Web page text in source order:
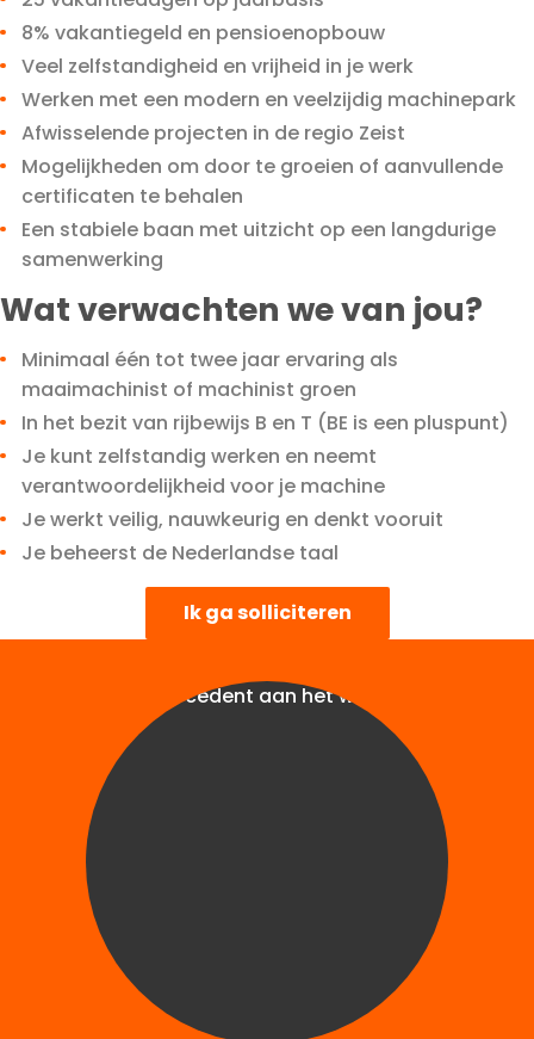
8% vakantiegeld en pensioenopbouw
Veel zelfstandigheid en vrijheid in je werk
Werken met een modern en veelzijdig machinepark
Afwisselende projecten in de regio Zeist
Mogelijkheden om door te groeien of aanvullende
certificaten te behalen
Een stabiele baan met uitzicht op een langdurige
samenwerking
Wat verwachten we van jou?
Minimaal één tot twee jaar ervaring als
maaimachinist of machinist groen
In het bezit van rijbewijs B en T (BE is een pluspunt)
Je kunt zelfstandig werken en neemt
verantwoordelijkheid voor je machine
Je werkt veilig, nauwkeurig en denkt vooruit
Je beheerst de Nederlandse taal
Ik ga solliciteren